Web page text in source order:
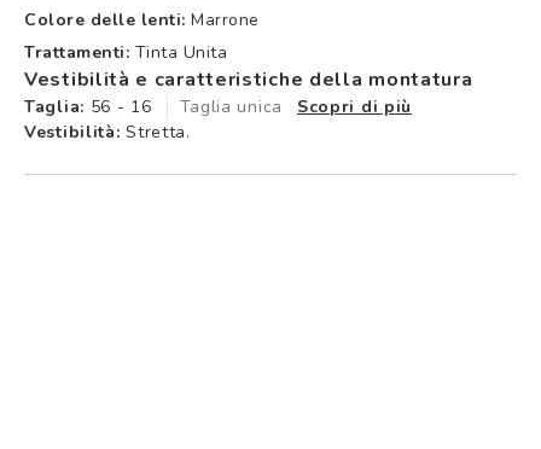
Colore delle lenti: Marrone
Trattamenti: Tinta Unita
Vestibilità e caratteristiche della montatura
Taglia: 56 - 16 Taglia unica
Scopri di più
Vestibilità: Stretta.